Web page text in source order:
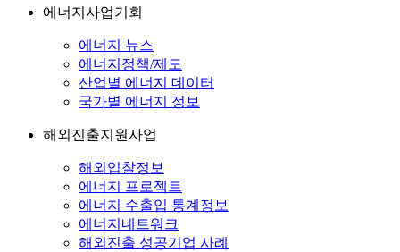
에너지사업기회
에너지 뉴스
에너지정책/제도
산업별 에너지 데이터
국가별 에너지 정보
해외진출지원사업
해외입찰정보
에너지 프로젝트
에너지 수출입 통계정보
에너지네트워크
해외진출 성공기업 사례